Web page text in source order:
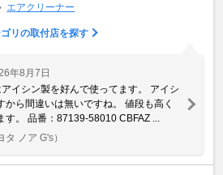
エアクリーナー
リの取付店を探す
年8月7日
イシン製を好んで使ってます。 アイシ
から間違いは無いですね。 値段も高く
。 品番：87139-58010 CBFAZ ...
タ ノア G's）